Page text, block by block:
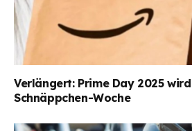
Verlängert: Prime Day 2025
Schnäppchen-Woche